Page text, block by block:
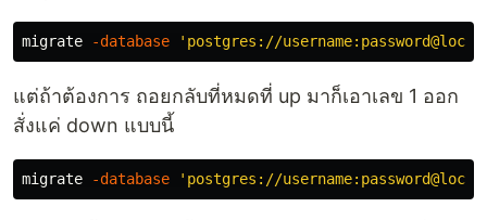
migrate -database 'postgres://
แต่ถ้าต้องการ ถอยกลับที่หมดที่ up มาก็เอาเลข 1 ออก
สั่งแค่ down แบบนี้
migrate -database 'postgres://